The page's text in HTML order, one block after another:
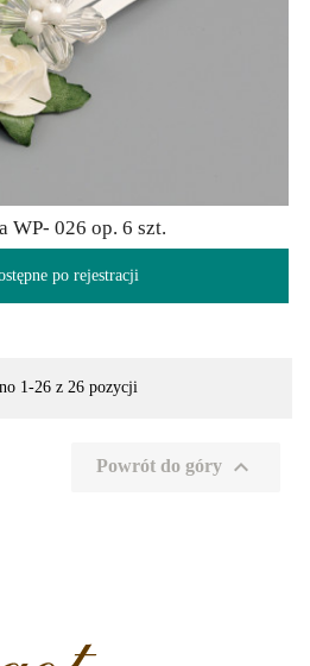
WP- 026 op. 6 szt.
po rejestracji
1-26 z 26 pozycji
Powrót do góry 